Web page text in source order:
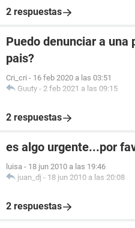
2 respuestas
Puedo denunciar a una
pais?
Cri_cri - 16 feb 2020 a las 03:51
Guuty - 2 feb 2021 a las 09:15
2 respuestas
es algo urgente...por
luisa - 18 jun 2010 a las 19:46
juan_dj - 18 jun 2010 a las 20:08
2 respuestas